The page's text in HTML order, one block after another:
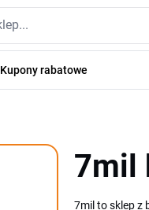
Kupony rabatowe
7mil
7mil to sklep z